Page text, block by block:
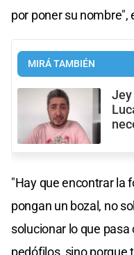
por poner su nombre",
MIRÁ TAMBIÉN
Jey
"Hay que encontrar la
pongan un bozal, no
solucionar lo que
pedófilos, sino porque